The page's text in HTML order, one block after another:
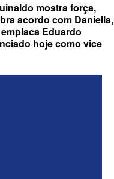
Jader
Fábio
mostra força,
acordo com Daniella,
Eduardo
hoje como vice